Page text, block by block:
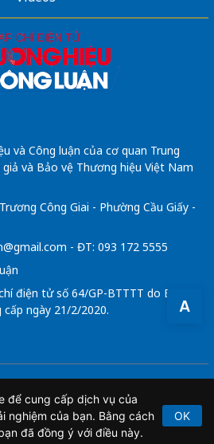
A
hiệu
Chuyển động 389
luật
OCOP Tư vấn
và Công luận của cơ quan Trung
và Bảo vệ Thương hiệu Việt Nam
Công Giai - Phường Cầu Giấy -
điện tử số 64/GP-BTTTT do Bộ
cấp ngày 21/2/2020.
để cung cấp dịch vụ của
nghiệm của bạn. Bằng cách
đã đồng ý với điều này.
OK